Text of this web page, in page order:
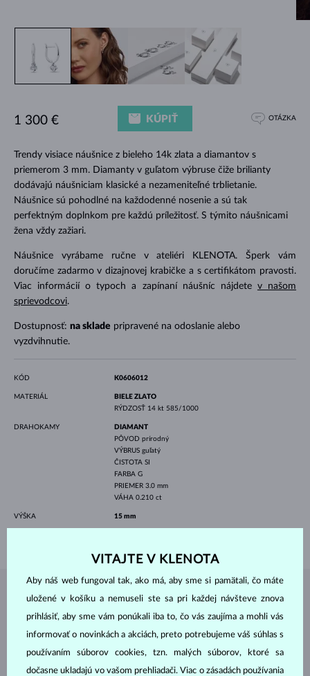
Trendy visiace náušnice z bieleho 14k zlata a diamantov s
priemerom 3 mm. Diamanty v guľatom výbruse čiže brilianty
dodávajú náušniciam klasické a nezameniteľné trblietanie.
Náušnice sú pohodlné na každodenné nosenie a sú tak
perfektným doplnkom pre každú príležitosť. S týmito náušnicami
žena vždy zažiari.
Náušnice vyrábame ručne v ateliéri KLENOTA. Šperk vám
doručíme zadarmo v dizajnovej krabičke a s certifikátom pravosti.
Viac informácií o typoch a zapínaní náušníc nájdete v našom
sprievodcovi.
Dostupnosť: na sklade pripravené na odoslanie alebo
vyzdvihnutie.
1 300 € KÚPIŤ OTÁZKA
KÓD K0606012
MATERIÁL
BIELE ZLATO
RÝDZOSŤ 14 kt 585/1000
DRAHOKAMY
DIAMANT
PÔVOD prírodný
VÝBRUS guľatý
ČISTOTA SI
FARBA G
PRIEMER 3.0 mm
VÁHA 0.210 ct
VÝŠKA 15 mm
ŠPERKY ZATELIÉRU KLENOTA
VITAJTE V KLENOTA
Aby náš web fungoval tak, ako má, aby sme si pamätali, čo máte
uložené v košíku a nemuseli ste sa pri každej návšteve znova
prihlásiť, aby sme vám ponúkali iba to, čo vás zaujíma a mohli vás
informovať o novinkách a akciách, preto potrebujeme váš súhlas s
používaním súborov cookies, tzn. malých súborov, ktoré sa
dočasne ukladajú vo vašom prehliadači. Viac o zásadách používania